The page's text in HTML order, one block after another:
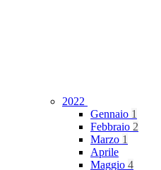
2022
Gennaio 1
Febbraio 2
Marzo 1
Aprile
Maggio 4